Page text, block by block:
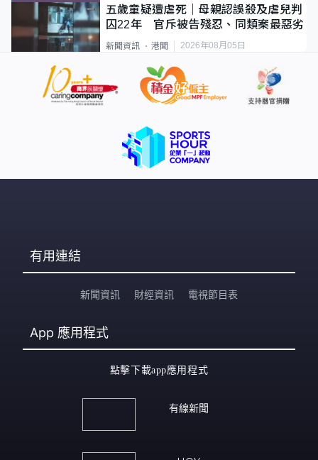
五歲童疑遭虐死｜母親認誤殺及虐兒判
囚22年 官斥被告殘忍、同類案最惡劣
新聞資訊 港聞 2026年08月05日
有用連結
新聞資訊 財經資訊 電視節目表
App 應用程式
點擊下載app應用程式
有線新聞